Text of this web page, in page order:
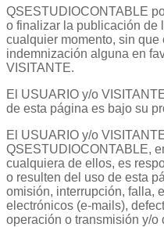
QSESTUDIOCONTABLE
o finalizar la publicación de
cualquier momento, sin que
indemnización alguna en
VISITANTE.
El USUARIO y/o
de esta página es bajo su
El USUARIO y/o
QSESTUDIOCONTABLE,
cualquiera de ellos, es
o resulten del uso de esta
omisión, interrupción, falla,
electrónicos (e-mails),
operación o transmisión y/o